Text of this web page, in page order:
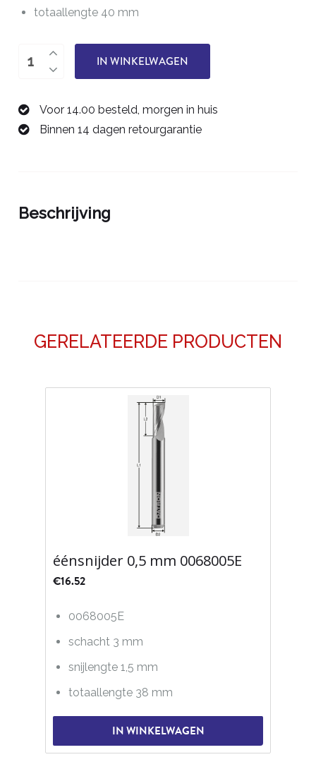
totaallengte 40 mm
éénsnijder
0068620G
aantal
IN WINKELWAGEN
Voor 14.00 besteld, morgen in huis
Binnen 14 dagen retourgarantie
Beschrijving
GERELATEERDE PRODUCTEN
éénsnijder 0,5 mm 0068005E
€16.52
0068005E
schacht 3 mm
snijlengte 1,5 mm
totaallengte 38 mm
IN WINKELWAGEN